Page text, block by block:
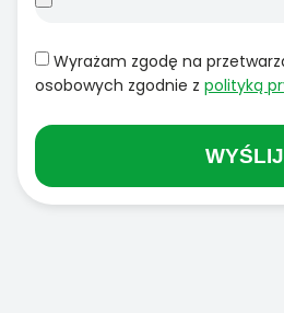
Wyrażam zgodę na
osobowych zgodnie z polityką
WYŚLIJ